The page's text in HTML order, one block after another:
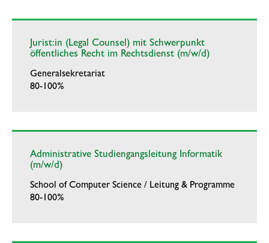
Jurist:in (Legal Counsel) mit Schwerpunkt
öffentliches Recht im Rechtsdienst (m/w/d)
Generalsekretariat
80-100%
Administrative Studiengangsleitung Informatik
(m/w/d)
School of Computer Science / Leitung & Programme
80-100%